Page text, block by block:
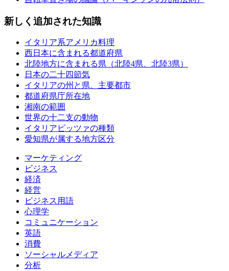
新しく追加された知識
イタリア系アメリカ料理
西日本に含まれる都道府県
北陸地方に含まれる県（北陸4県、北陸3県）
日本の二十四節気
イタリアの州と県、主要都市
都道府県庁所在地
湘南の範囲
世界の十二支の動物
イタリアピッツァの種類
愛知県が属する地方区分
マーケティング
ビジネス
経済
経営
ビジネス用語
心理学
コミュニケーション
英語
消費
ソーシャルメディア
分析